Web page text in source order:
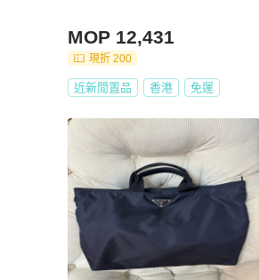
MOP 12,431
現折 200
近新閒置品 香港 免運